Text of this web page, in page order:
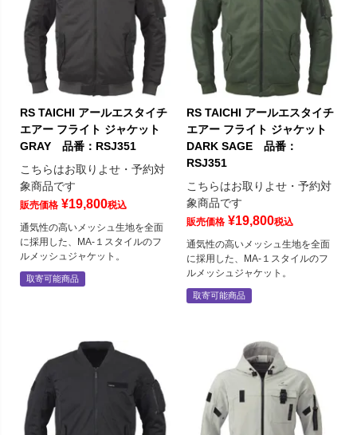
RS TAICHI アールエスタイチ
エアー フライト ジャケット
GRAY 品番：RSJ351
こちらはお取りよせ・予約対
象商品です
販売価格 ¥19,800税込
通気性の高いメッシュ生地を全面
に採用した、MA-１スタイルのフ
ルメッシュジャケット。
取寄可能商品
RS TAICHI アールエスタイチ
エアー フライト ジャケット
DARK SAGE 品番：
RSJ351
こちらはお取りよせ・予約対
象商品です
販売価格 ¥19,800税込
通気性の高いメッシュ生地を全面
に採用した、MA-１スタイルのフ
ルメッシュジャケット。
取寄可能商品